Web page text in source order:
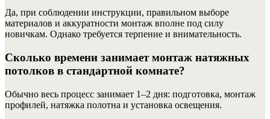
Да, при соблюдении инструкции, правильном выборе
материалов и аккуратности монтаж вполне под силу
новичкам. Однако требуется терпение и внимательность.
Сколько времени занимает монтаж натяжных
потолков в стандартной комнате?
Обычно весь процесс занимает 1–2 дня: подготовка, монтаж
профилей, натяжка полотна и установка освещения.